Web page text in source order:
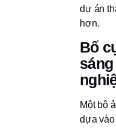
dự án
hơn.
Bố
Một bộ
dựa vào